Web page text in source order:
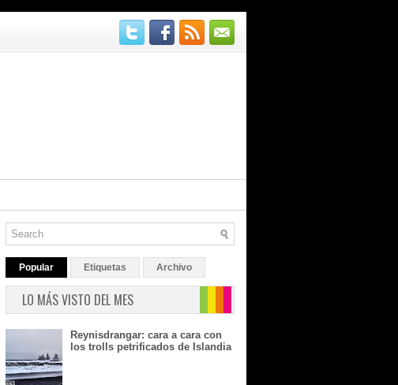
Popular Etiquetas Archivo
LO MÁS VISTO DEL MES
Reynisdrangar: cara a cara con
los trolls petrificados de Islandia